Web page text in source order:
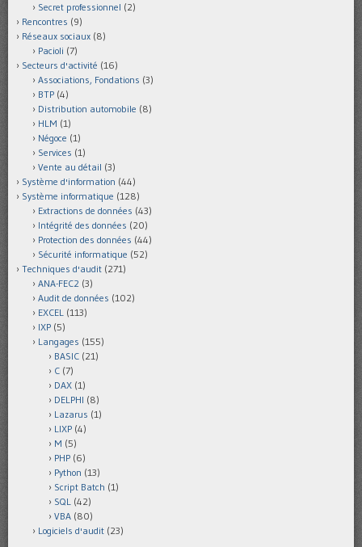
Secret professionnel (2)
Rencontres (9)
Réseaux sociaux (8)
Pacioli (7)
Secteurs d'activité (16)
Associations, Fondations (3)
BTP (4)
Distribution automobile (8)
HLM (1)
Négoce (1)
Services (1)
Vente au détail (3)
Système d'information (44)
Système informatique (128)
Extractions de données (43)
Intégrité des données (20)
Protection des données (44)
Sécurité informatique (52)
Techniques d'audit (271)
ANA-FEC2 (3)
Audit de données (102)
EXCEL (113)
IXP (5)
Langages (155)
BASIC (21)
C (7)
DAX (1)
DELPHI (8)
Lazarus (1)
LIXP (4)
M (5)
PHP (6)
Python (13)
Script Batch (1)
SQL (42)
VBA (80)
Logiciels d'audit (23)